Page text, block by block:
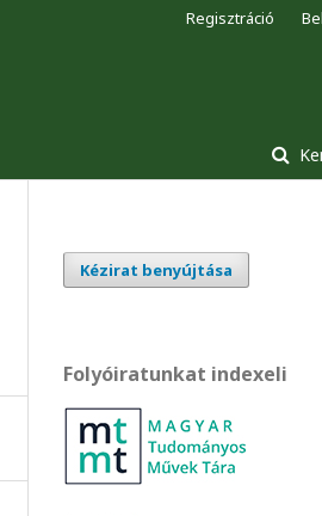
Regisztráció
Kézirat benyújtása
Folyóiratunkat indexeli